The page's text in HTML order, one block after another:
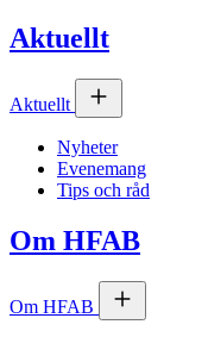
Aktuellt
Aktuellt
Nyheter
Evenemang
Tips och råd
Om HFAB
Om HFAB